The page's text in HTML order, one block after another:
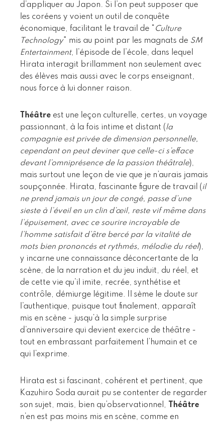
d’appliquer au Japon. Si l’on peut supposer que
les coréens y voient un outil de conquête
économique, facilitant le travail de "
Culture
Technology" mis au point par les magnats de SM
Entertainment, l’épisode de l’école, dans lequel
Hirata interagit brillamment non seulement avec
des élèves mais aussi avec le corps enseignant,
nous force à lui donner raison.
Théâtre est une leçon culturelle, certes, un voyage
passionnant, à la fois intime et distant (la
compagnie est privée de dimension personnelle,
cependant on peut deviner que celle-ci s’efface
devant l’omniprésence de la passion théâtrale),
mais surtout une leçon de vie que je n’aurais jamais
soupçonnée. Hirata, fascinante figure de travail (il
ne prend jamais un jour de congé, passe d’une
sieste à l’éveil en un clin d’œil, reste vif même dans
l’épuisement, avec ce sourire incroyable de
l’homme satisfait d’être bercé par la vitalité de
mots bien prononcés et rythmés, mélodie du réel),
y incarne une connaissance déconcertante de la
scène, de la narration et du jeu induit, du réel, et
de cette vie qu’il imite, recrée, synthétise et
contrôle, démiurge légitime. Il sème le doute sur
l’authentique, puisque tout finalement, apparaît
mis en scène - jusqu’à la simple surprise
d’anniversaire qui devient exercice de théâtre -
tout en embrassant parfaitement l’humain et ce
qui l’exprime.
Hirata est si fascinant, cohérent et pertinent, que
Kazuhiro Soda aurait pu se contenter de regarder
son sujet, mais, bien qu’observationnel,
Théâtre
n’en est pas moins mis en scène, comme en